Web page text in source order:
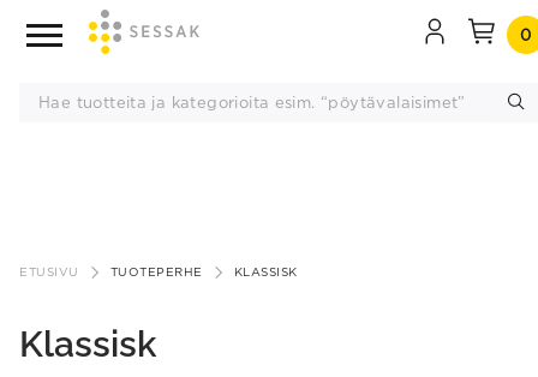
sisältöön
0
ETUSIVU TUOTEPERHE KLASSISK
Klassisk